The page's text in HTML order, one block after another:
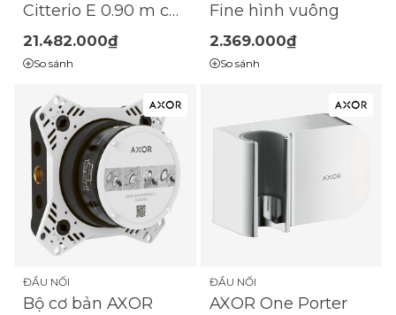
Citterio E 0.90 m có
vòi sen cầm tay 120
3 tia
21.482.000₫
So sánh
Fine hình vuông
2.369.000₫
So sánh
ĐẦU NỐI
Bộ cơ bản AXOR
ĐẦU NỐI
AXOR One Porter